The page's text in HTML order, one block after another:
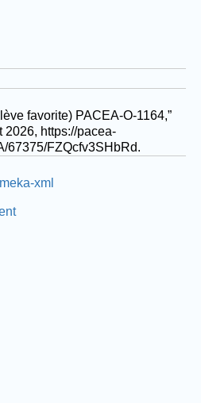
favorite) PACEA-O-1164,”
2026, https://pacea-
67375/FZQcfv3SHbRd.
xml